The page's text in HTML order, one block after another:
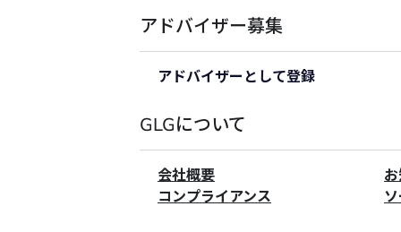
アドバイザー募集
アドバイザーとして登録
GLGについて
会社概要
コンプライアンス